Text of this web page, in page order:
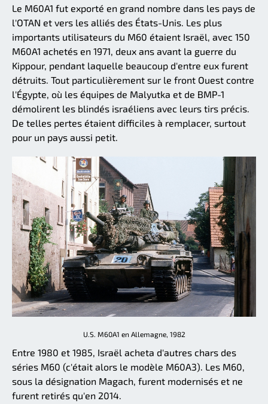
Le M60A1 fut exporté en grand nombre dans les pays de
l'OTAN et vers les alliés des États-Unis. Les plus
importants utilisateurs du M60 étaient Israël, avec 150
M60A1 achetés en 1971, deux ans avant la guerre du
Kippour, pendant laquelle beaucoup d'entre eux furent
détruits. Tout particulièrement sur le front Ouest contre
l'Égypte, où les équipes de Malyutka et de BMP-1
démolirent les blindés israéliens avec leurs tirs précis.
De telles pertes étaient difficiles à remplacer, surtout
pour un pays aussi petit.
U.S. M60A1 en Allemagne, 1982
Entre 1980 et 1985, Israël acheta d'autres chars des
séries M60 (c'était alors le modèle M60A3). Les M60,
sous la désignation Magach, furent modernisés et ne
furent retirés qu'en 2014.